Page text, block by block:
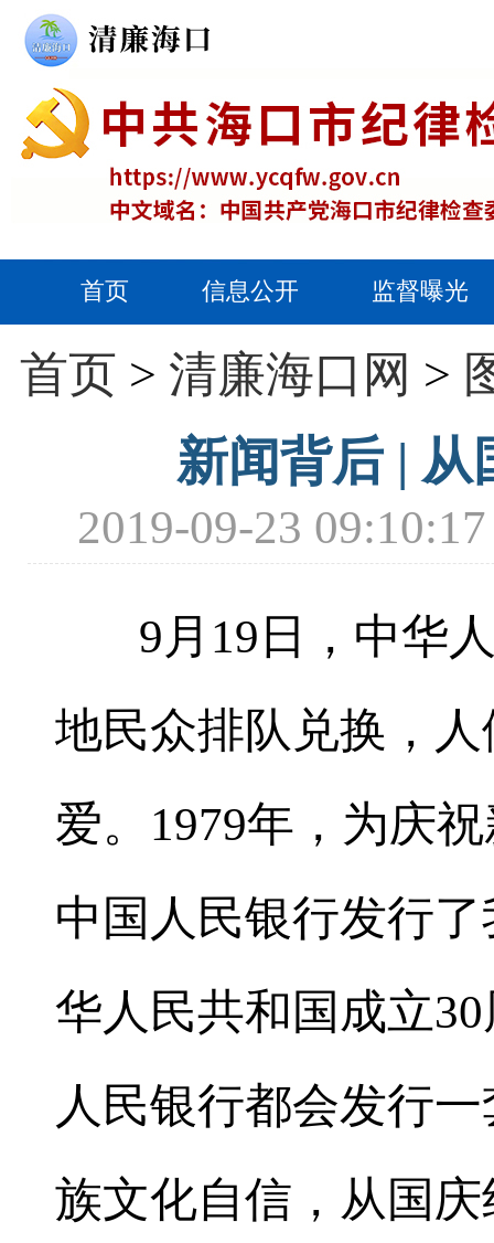
首页 信息公开 监督曝光
首页 > 清廉海口网 >
新闻背后 |
2019-09-23
9月19日，中华人
地民众排队兑换，
爱。1979年，为庆
中国人民银行发行
华人民共和国成立
人民银行都会发行
族文化自信，从国